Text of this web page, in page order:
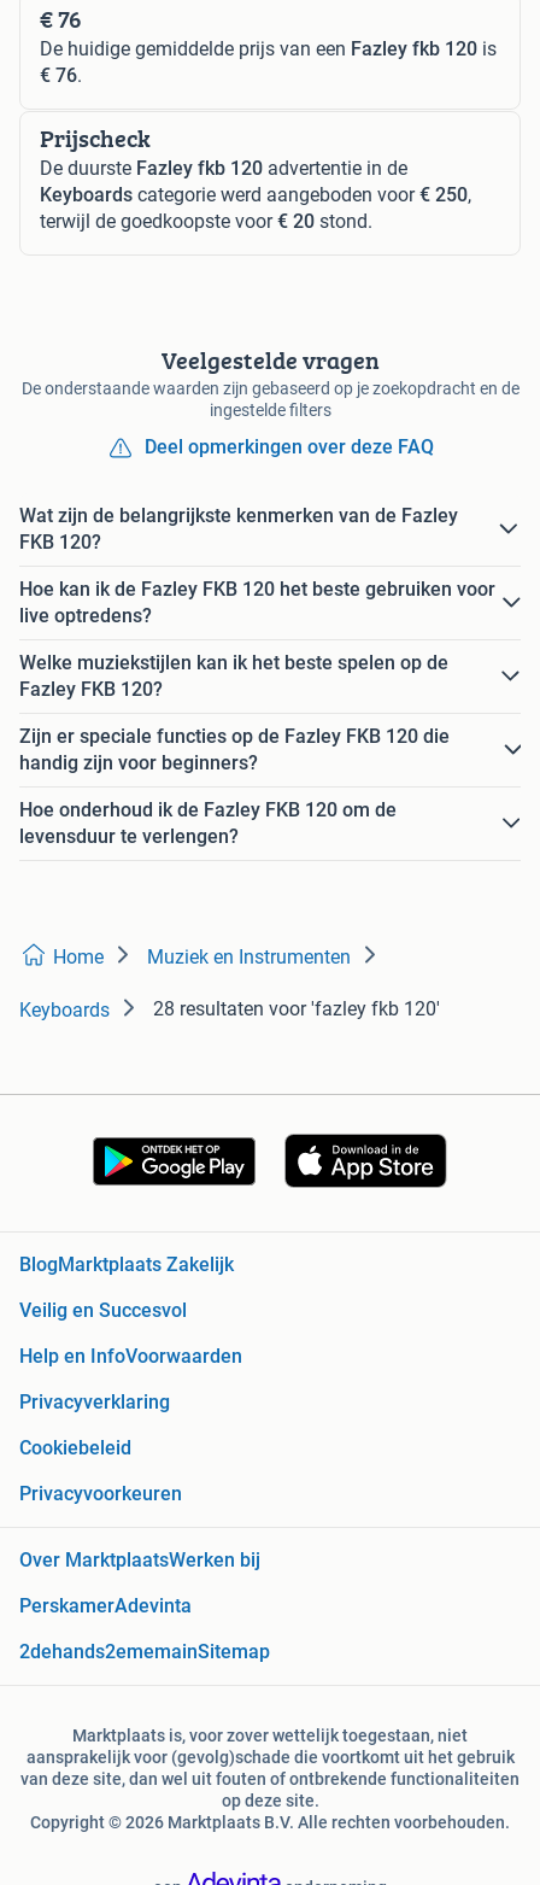
€ 76
De huidige gemiddelde prijs van een Fazley fkb 120 is
€ 76.
Prijscheck
De duurste Fazley fkb 120 advertentie in de
Keyboards categorie werd aangeboden voor€ 250,
terwijl de goedkoopste voor€ 20 stond.
Veelgestelde vragen
De onderstaande waarden zijn gebaseerd op je zoekopdracht en de
ingestelde filters
Deel opmerkingen over deze FAQ
Wat zijn de belangrijkste kenmerken van de Fazley
FKB 120?
Hoe kan ik de Fazley FKB 120 het beste gebruiken voor
live optredens?
Welke muziekstijlen kan ik het beste spelen op de
Fazley FKB 120?
Zijn er speciale functies op de Fazley FKB 120 die
handig zijn voor beginners?
Hoe onderhoud ik de Fazley FKB 120 om de
levensduur te verlengen?
Home Muziek en Instrumenten
Keyboards 28 resultaten voor 'fazley fkb 120'
Blog Marktplaats Zakelijk
Veilig en Succesvol
Help en InfoVoorwaarden
Privacyverklaring
Cookiebeleid
Privacyvoorkeuren
Over MarktplaatsWerken bij
PerskamerAdevinta
2dehands2ememainSitemap
Marktplaats is, voor zover wettelijk toegestaan, niet
aansprakelijk voor (gevolg)schade die voortkomt uit het gebruik
van deze site, dan wel uit fouten of ontbrekende functionaliteiten
op deze site.
Copyright © 2026 Marktplaats B.V. Alle rechten voorbehouden.